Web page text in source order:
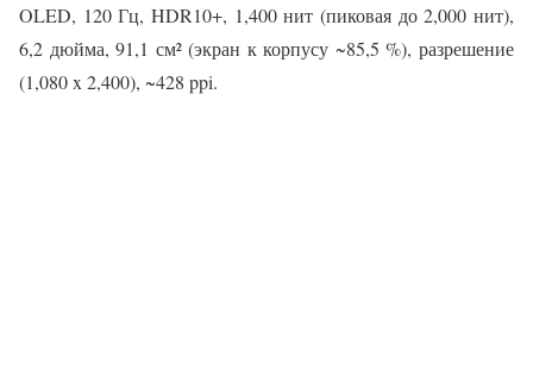
OLED, 120 Гц, HDR10+, 1,400 нит (пиковая до 2,000 нит),
6,2 дюйма, 91,1 см² (экран к корпусу ~85,5 %), разрешение
(1,080 x 2,400), ~428 ppi.